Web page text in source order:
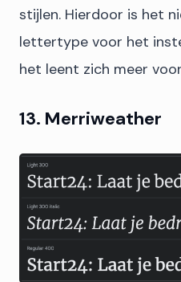
stijlen. Hierdoor is het
lettertype voor het
het leent zich meer
13. Merriweather